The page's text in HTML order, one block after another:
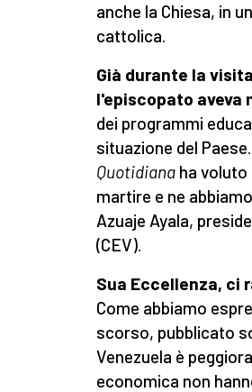
anche la Chiesa, in
cattolica.
Già durante la
l'episcopato aveva
dei programmi
situazione del
Quotidiana ha
martire e ne
Azuaje Ayala,
(CEV).
Sua Eccellenza, ci
Come abbiamo
scorso, pubblicato
Venezuela è
economica non